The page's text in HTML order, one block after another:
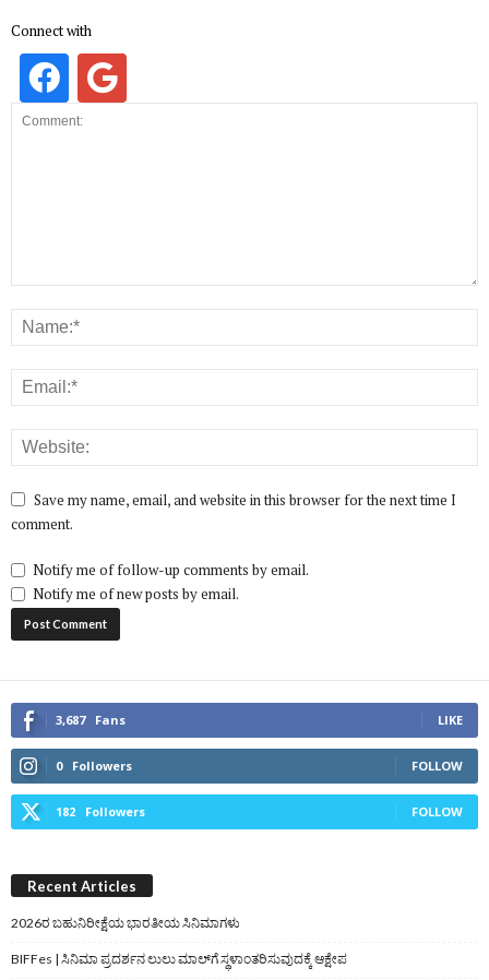
Connect with
Save my name, email, and website in this browser for the next time I
comment.
Notify me of follow-up comments by email.
Notify me of new posts by email.
3,687 Fans LIKE
0 Followers FOLLOW
182 Followers FOLLOW
Recent Articles
2026ರ ಬಹುನಿರೀಕ್ಷೆಯ ಭಾರತೀಯ ಸಿನಿಮಾಗಳು
BIFFes | ಸಿನಿಮಾ ಪ್ರದರ್ಶನ ಲುಲು ಮಾಲ್‌ಗೆ ಸ್ಥಳಾಂತರಿಸುವುದಕ್ಕೆ ಆಕ್ಷೇಪ